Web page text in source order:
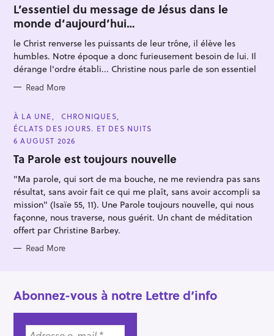
T
E
G
O
R
I
E
S
L’essentiel du message de Jésus dans le
monde d’aujourd’hui…
le Christ renverse les puissants de leur trône, il élève les
humbles. Notre époque a donc furieusement besoin de lui. Il
dérange l'ordre établi... Christine nous parle de son essentiel
Read More
C
A
T
E
O
R
E
À LA UNE
CHRONIQUES
ÉCLATS DES JOURS. ET DES NUITS
6 AUGUST 2026
Ta Parole est toujours nouvelle
"Ma parole, qui sort de ma bouche, ne me reviendra pas sans
résultat, sans avoir fait ce qui me plaît, sans avoir accompli sa
mission" (Isaïe 55, 11). Une Parole toujours nouvelle, qui nous
façonne, nous traverse, nous guérit. Un chant de méditation
offert par Christine Barbey.
Read More
Abonnez-vous à notre Lettre d’info
a
r
c
h
o
: